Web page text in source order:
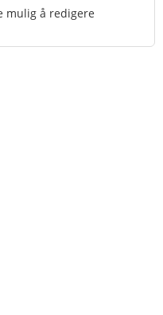
mulig å redigere